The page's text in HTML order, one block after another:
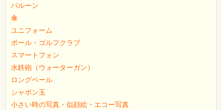
バルーン
傘
ユニフォーム
ボール・ゴルフクラブ
スマートフォン
水鉄砲（ウォーターガン）
ロングベール
シャボン玉
小さい時の写真・似顔絵・エコー写真